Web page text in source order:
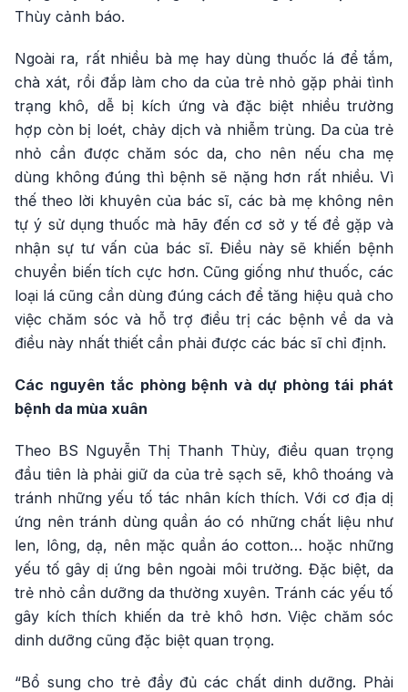
Thùy cảnh báo.
Ngoài ra, rất nhiều bà mẹ hay dùng thuốc lá để tắm,
chà xát, rồi đắp làm cho da của trẻ nhỏ gặp phải tình
trạng khô, dễ bị kích ứng và đặc biệt nhiều trường
hợp còn bị loét, chảy dịch và nhiễm trùng. Da của trẻ
nhỏ cần được chăm sóc da, cho nên nếu cha mẹ
dùng không đúng thì bệnh sẽ nặng hơn rất nhiều. Vì
thế theo lời khuyên của bác sĩ, các bà mẹ không nên
tự ý sử dụng thuốc mà hãy đến cơ sở y tế đề gặp và
nhận sự tư vấn của bác sĩ. Điều này sẽ khiến bệnh
chuyển biến tích cực hơn. Cũng giống như thuốc, các
loại lá cũng cần dùng đúng cách để tăng hiệu quả cho
việc chăm sóc và hỗ trợ điều trị các bệnh về da và
điều này nhất thiết cần phải được các bác sĩ chỉ định.
Các nguyên tắc phòng bệnh và dự phòng tái phát
bệnh da mùa xuân
Theo BS Nguyễn Thị Thanh Thùy, điều quan trọng
đầu tiên là phải giữ da của trẻ sạch sẽ, khô thoáng và
tránh những yếu tố tác nhân kích thích. Với cơ địa dị
ứng nên tránh dùng quần áo có những chất liệu như
len, lông, dạ, nên mặc quần áo cotton… hoặc những
yếu tố gây dị ứng bên ngoài môi trường. Đặc biệt, da
trẻ nhỏ cần dưỡng da thường xuyên. Tránh các yếu tố
gây kích thích khiến da trẻ khô hơn. Việc chăm sóc
dinh dưỡng cũng đặc biệt quan trọng.
“Bổ sung cho trẻ đầy đủ các chất dinh dưỡng. Phải